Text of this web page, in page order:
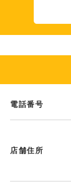
電話番号
店舗住所